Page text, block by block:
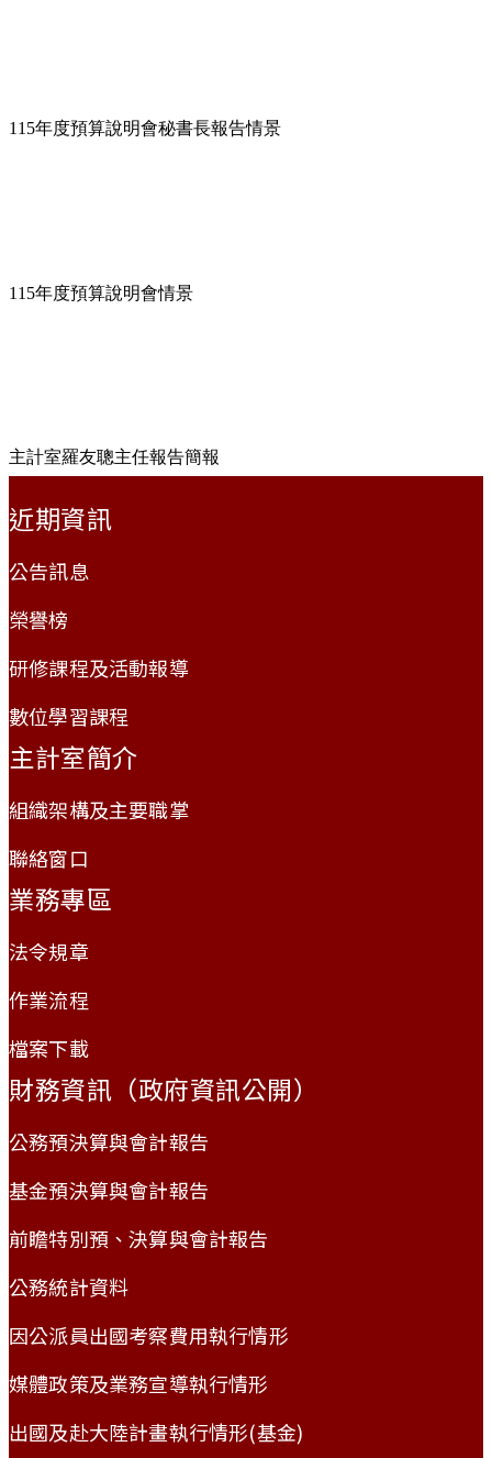
115年度預算說明會秘書長報告情景
115年度預算說明會情景
主計室羅友聰主任報告簡報
近期資訊
公告訊息
榮譽榜
研修課程及活動報導
數位學習課程
主計室簡介
組織架構及主要職掌
聯絡窗口
業務專區
法令規章
作業流程
檔案下載
財務資訊（政府資訊公開）
公務預決算與會計報告
基金預決算與會計報告
前瞻特別預、決算與會計報告
公務統計資料
因公派員出國考察費用執行情形
媒體政策及業務宣導執行情形
出國及赴大陸計畫執行情形(基金)